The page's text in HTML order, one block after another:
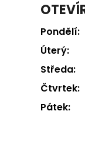
Pondělí:
Úterý:
Středa:
Čtvrtek:
Pátek: